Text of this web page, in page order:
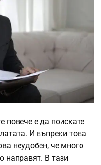
повече е да поискате
И въпреки това
неудобен, че много
направят. В тази